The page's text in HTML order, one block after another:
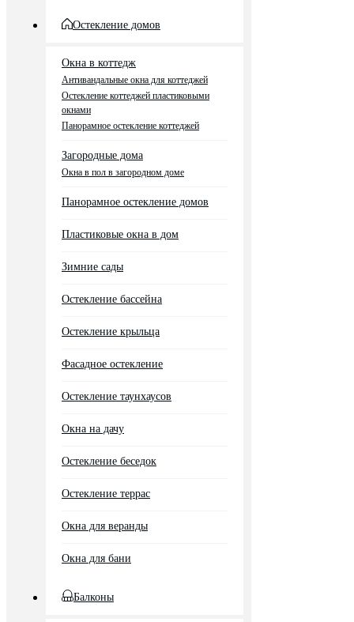
Остекление домов
Окна в коттедж
Антивандальные окна для коттеджей
Остекление коттеджей пластиковыми
окнами
Панорамное остекление коттеджей
Загородные дома
Окна в пол в загородном доме
Панорамное остекление домов
Пластиковые окна в дом
Зимние сады
Остекление бассейна
Остекление крыльца
Фасадное остекление
Остекление таунхаусов
Окна на дачу
Остекление беседок
Остекление террас
Окна для веранды
Окна для бани
Балконы